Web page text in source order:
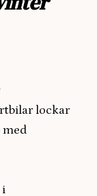
lockar
i